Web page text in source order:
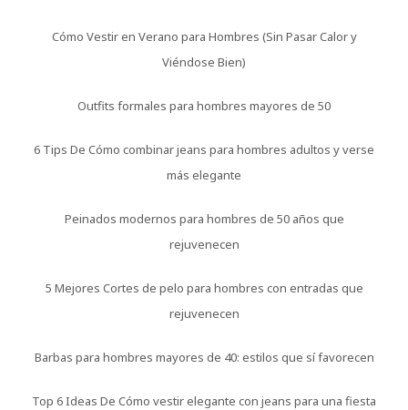
Cómo Vestir en Verano para Hombres (Sin Pasar Calor y
Viéndose Bien)
Outfits formales para hombres mayores de 50
6 Tips De Cómo combinar jeans para hombres adultos y verse
más elegante
Peinados modernos para hombres de 50 años que
rejuvenecen
5 Mejores Cortes de pelo para hombres con entradas que
rejuvenecen
Barbas para hombres mayores de 40: estilos que sí favorecen
Top 6 Ideas De Cómo vestir elegante con jeans para una fiesta